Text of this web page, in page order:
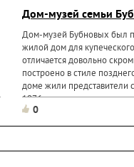
Дом-музей семьи
Дом-музей Бубновых был
жилой дом для
отличается довольно
построено в стиле
доме жили представители
1976 году дом с
государственную охрану в...
0